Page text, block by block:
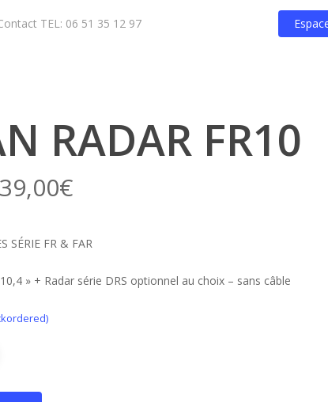
TEL: 06 51 35 12 97
RADAR FR10
€
SÉRIE FR & FAR
» + Radar série DRS optionnel au choix – sans câble